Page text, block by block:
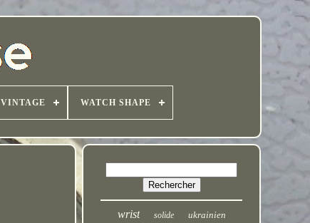
VINTAGE WATCH SHAPE
wrist solide ukrainien